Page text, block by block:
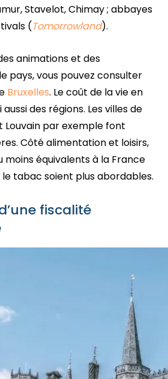
Stavelot, Chimay ; abbayes
(Tomorrowland).
animations et des
pays, vous pouvez consulter
Bruxelles. Le coût de la vie en
des régions. Les villes de
Louvain par exemple font
Côté alimentation et loisirs,
moins équivalents à la France
le tabac soient plus abordables.
fiscalité